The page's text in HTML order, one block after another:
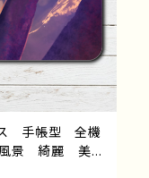
手帳型 全機
景 綺麗 美し
ック メン